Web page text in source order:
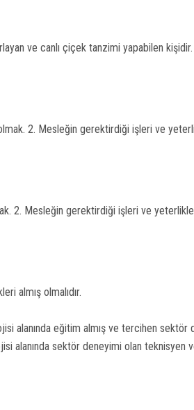
ve canlı çiçek tanzimi yapabilen kişidir.
2. Mesleğin gerektirdiği işleri ve
2. Mesleğin gerektirdiği işleri ve
almış olmalıdır.
alanında eğitim almış ve tercihen
alanında sektör deneyimi olan